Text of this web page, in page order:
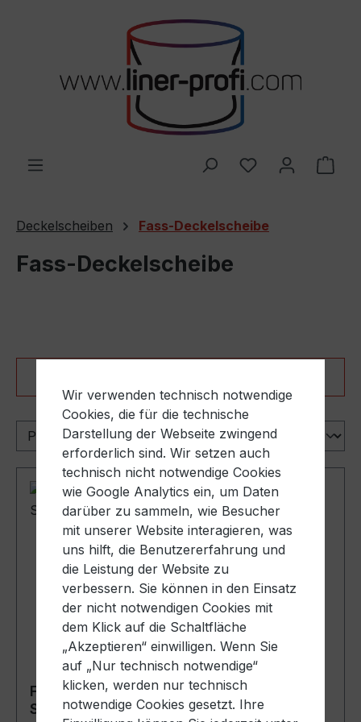
Zum Hauptinhalt springen
Du hast 0
Deckelscheiben Fass-Deckelscheibe
Fass-Deckelscheibe
Fass-Deckelscheibe für 216,5 Liter
Stahlblechl-Deckelfaß
Wir verwenden technisch notwendige
Cookies, die für die technische
Darstellung der Webseite zwingend
erforderlich sind. Wir setzen auch
technisch nicht notwendige Cookies
wie Google Analytics ein, um Daten
darüber zu sammeln, wie Besucher
mit unserer Website interagieren, was
uns hilft, die Benutzererfahrung und
die Leistung der Website zu
verbessern. Sie können in den Einsatz
der nicht notwendigen Cookies mit
dem Klick auf die Schaltfläche
„Akzeptieren“ einwilligen. Wenn Sie
auf „Nur technisch notwendige“
klicken, werden nur technisch
notwendige Cookies gesetzt. Ihre